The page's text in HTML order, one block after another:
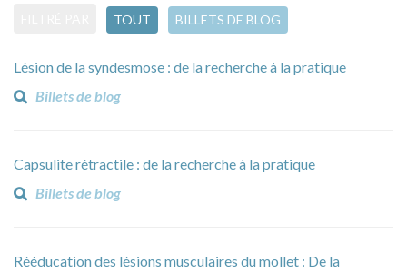
TOUT BILLETS DE BLOG
Lésion de la syndesmose : de la recherche à la pratique
Billets de blog
Capsulite rétractile : de la recherche à la pratique
Billets de blog
Rééducation des lésions musculaires du mollet : De la